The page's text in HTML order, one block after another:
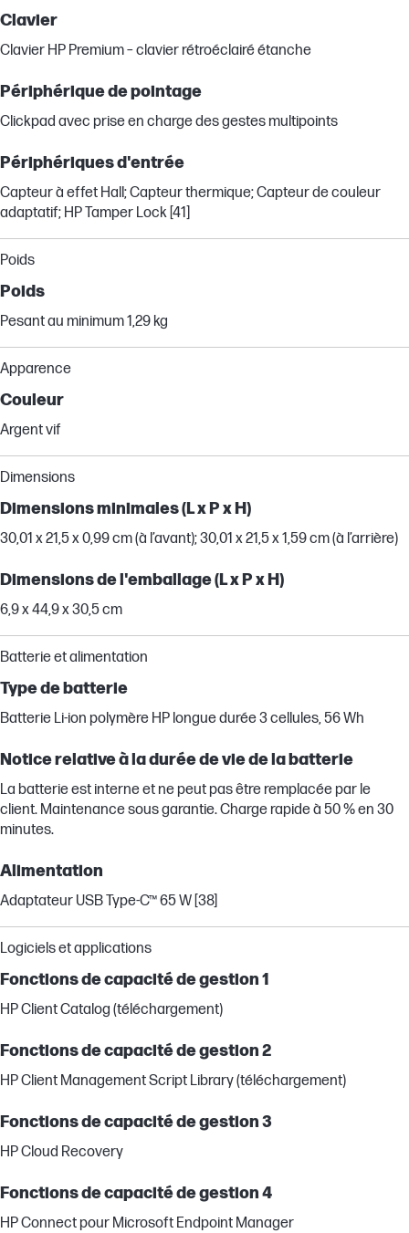
Clavier
Clavier HP Premium – clavier rétroéclairé étanche
Périphérique de pointage
Clickpad avec prise en charge des gestes multipoints
Périphériques d'entrée
Capteur à effet Hall; Capteur thermique; Capteur de couleur
adaptatif; HP Tamper Lock [41]
Poids
Poids
Pesant au minimum 1,29 kg
Apparence
Couleur
Argent vif
Dimensions
Dimensions minimales (L x P x H)
30,01 x 21,5 x 0,99 cm (à l’avant); 30,01 x 21,5 x 1,59 cm (à l’arrière)
Dimensions de l'emballage (L x P x H)
6,9 x 44,9 x 30,5 cm
Batterie et alimentation
Type de batterie
Batterie Li-ion polymère HP longue durée 3 cellules, 56 Wh
Notice relative à la durée de vie de la batterie
La batterie est interne et ne peut pas être remplacée par le
client. Maintenance sous garantie. Charge rapide à 50 % en 30
minutes.
Alimentation
Adaptateur USB Type-C™ 65 W [38]
Logiciels et applications
Fonctions de capacité de gestion 1
HP Client Catalog (téléchargement)
Fonctions de capacité de gestion 2
HP Client Management Script Library (téléchargement)
Fonctions de capacité de gestion 3
HP Cloud Recovery
Fonctions de capacité de gestion 4
HP Connect pour Microsoft Endpoint Manager